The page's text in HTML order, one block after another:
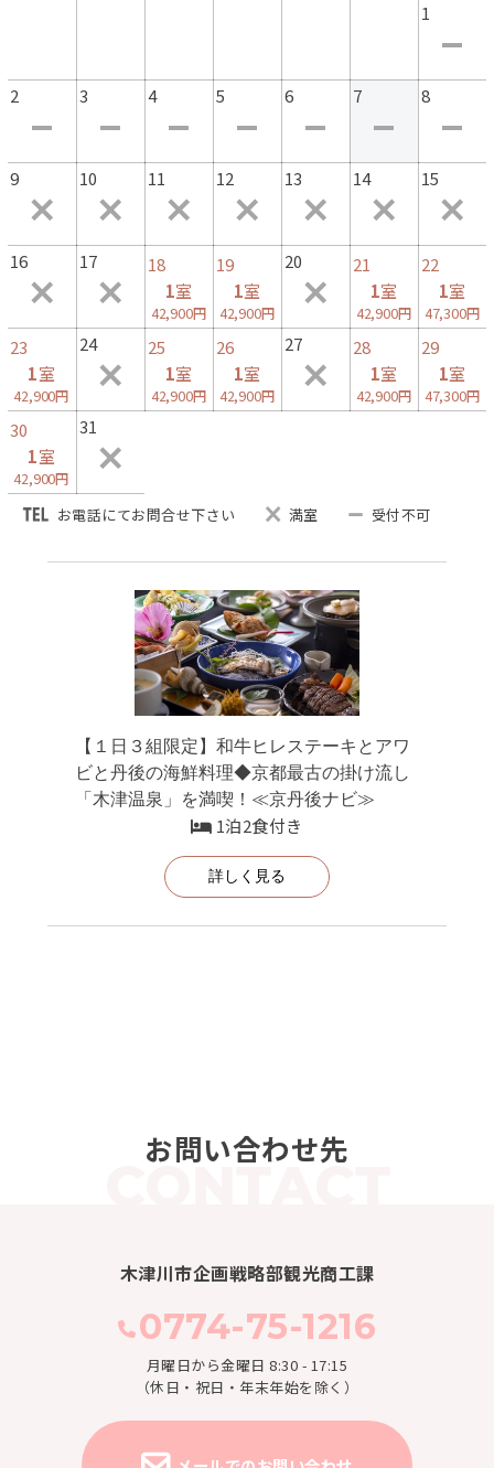
1
2 3 4 5 6 7 8
9 10 11 12 13 14 15
16 17
18
1室
42,900円
19
1室
42,900円
20
21
1室
42,900円
22
1室
47,300円
23
1室
42,900円
24
25
1室
42,900円
26
1室
42,900円
27
28
1室
42,900円
29
1室
47,300円
30
1室
42,900円
31
お電話にてお問合せ下さい 満室 受付不可
【１日３組限定】和牛ヒレステーキとアワ
ビと丹後の海鮮料理◆京都最古の掛け流し
「木津温泉」を満喫！≪京丹後ナビ≫
1泊2食付き
詳しく見る
お問い合わせ先
木津川市企画戦略部観光商工課
0774-75-1216
月曜日から金曜日 8:30 - 17:15
（休日・祝日・年末年始を除く）